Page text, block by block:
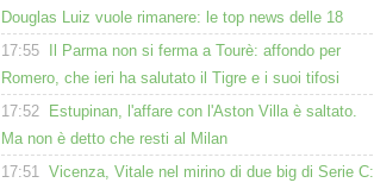
Douglas Luiz vuole rimanere: le top news delle 18
17:55
Il Parma non si ferma a Tourè: affondo per
Romero, che ieri ha salutato il Tigre e i suoi tifosi
17:52
Estupinan, l'affare con l'Aston Villa è saltato.
Ma non è detto che resti al Milan
17:51 Vicenza, Vitale nel mirino di due big di Serie C: